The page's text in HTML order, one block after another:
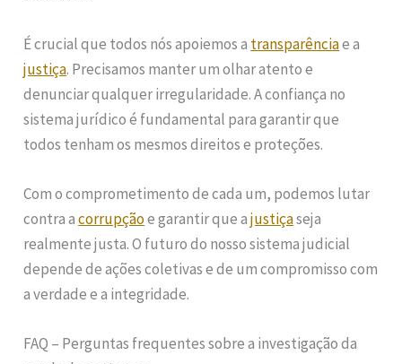
É crucial que todos nós apoiemos a transparênciae a
justiça. Precisamos manter um olhar atento e
denunciar qualquer irregularidade. A confiança no
sistema jurídico é fundamental para garantir que
todos tenham os mesmos direitos e proteções.
Com o comprometimento de cada um, podemos lutar
contra acorrupçãoe garantir que ajustiçaseja
realmente justa. O futuro do nosso sistema judicial
depende de ações coletivas e de um compromisso com
a verdade e a integridade.
FAQ – Perguntas frequentes sobre a investigação da